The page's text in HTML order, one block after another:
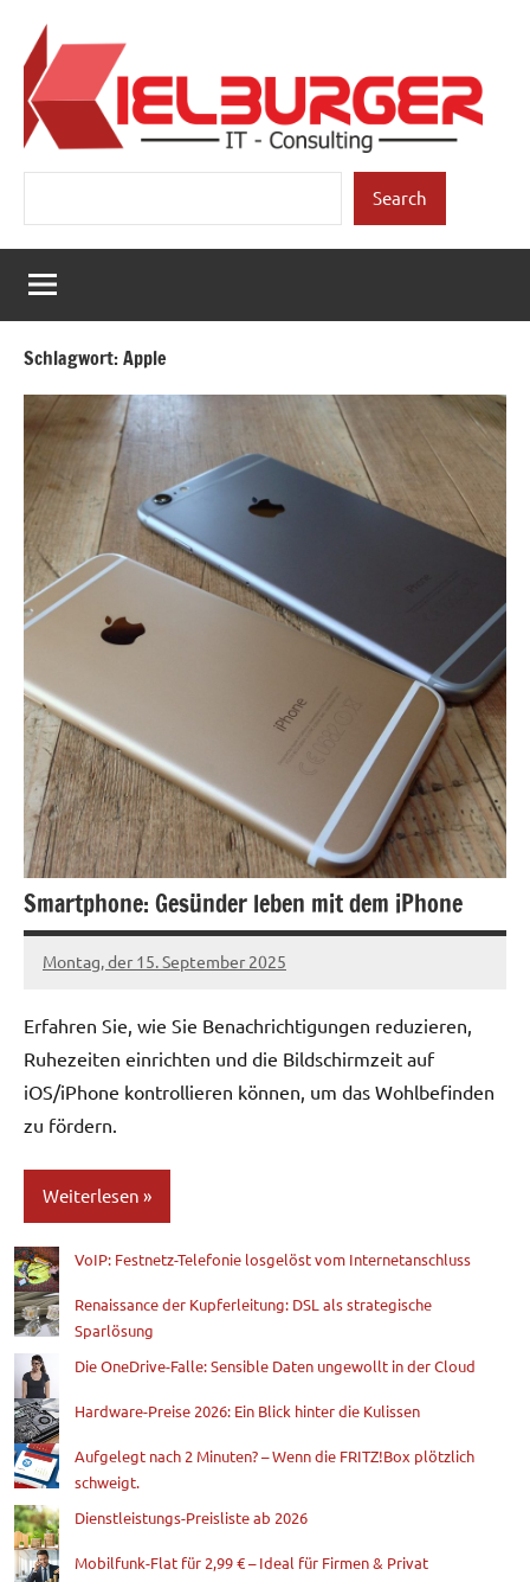
Inhalt
springen
Kielburger
IT-
Consulting
Search
Schlagwort:Apple
Smartphone: Gesünder leben mit dem iPhone
Montag, der 15. September 2025
Patrick
Erfahren Sie, wie Sie Benachrichtigungen reduzieren,
Ruhezeiten einrichten und die Bildschirmzeit auf
iOS/iPhone kontrollieren können, um das Wohlbefinden
zu fördern.
Weiterlesen
Blog VoIP: Festnetz-Telefonie losgelöst vom Internetanschluss
Renaissance der Kupferleitung: DSL als strategische
Sparlösung
Die OneDrive-Falle: Sensible Daten ungewollt in der Cloud
Hardware-Preise 2026: Ein Blick hinter die Kulissen
Aufgelegt nach 2 Minuten? – Wenn die FRITZ!Box plötzlich
schweigt.
Dienstleistungs-Preisliste ab 2026
Mobilfunk-Flat für 2,99 € – Ideal für Firmen & Privat